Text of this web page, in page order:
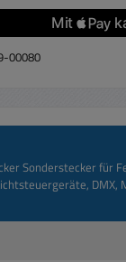
00080
Sonderstecker für
DMX,